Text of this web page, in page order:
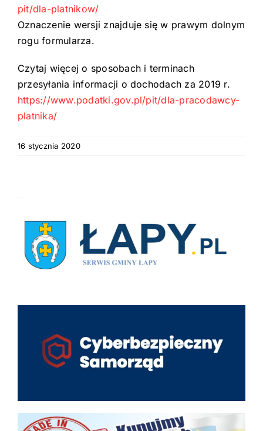
pit/dla-platnikow/
Oznaczenie wersji znajduje się w prawym dolnym
rogu formularza.
Czytaj więcej o sposobach i terminach
przesyłania informacji o dochodach za 2019 r.
https://www.podatki.gov.pl/pit/dla-pracodawcy-
platnika/
16 stycznia 2020